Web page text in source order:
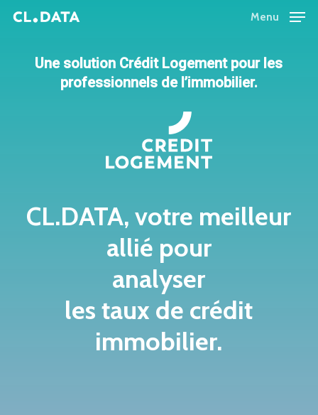
Skip
Menu
Une solution Crédit Logementpour les
professionnels de l’immobilier.
CL.DATA, votre meilleur
allié pour
analyser
les taux de crédit
immobilier.
Menu